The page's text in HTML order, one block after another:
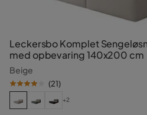
Leckersbo Komplet
med opbevaring 140x200 cm
Beige
(21)
+2